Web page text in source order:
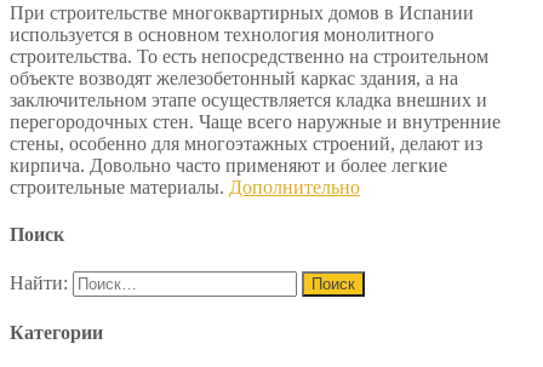
При строительстве многоквартирных домов в Испании
используется в основном технология монолитного
строительства. То есть непосредственно на строительном
объекте возводят железобетонный каркас здания, а на
заключительном этапе осуществляется кладка внешних и
перегородочных стен. Чаще всего наружные и внутренние
стены, особенно для многоэтажных строений, делают из
кирпича. Довольно часто применяют и более легкие
строительные материалы. Дополнительно
Поиск
Найти:
Категории